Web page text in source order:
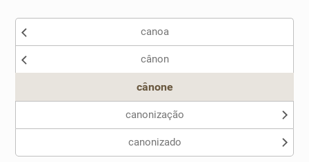
Nenhum dos sinônimos apresentados me ajudou
canoa
cânon
cânone
canonização
canonizado